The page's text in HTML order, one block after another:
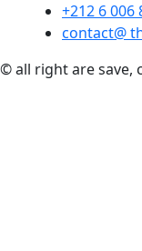
+212 6 006
contact@
© all right are save,